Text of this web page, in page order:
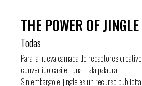
THE POWER OF JINGLE
Todas
Para la nueva camada de redactores
convertido casi en una mala palabra.
Sin embargo el jingle es un recurso